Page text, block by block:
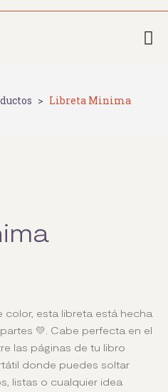
> Libreta Minima
color, esta libreta está hecha
💛. Cabe perfecta en el
las páginas de tu libro
donde puedes soltar
listas o cualquier idea